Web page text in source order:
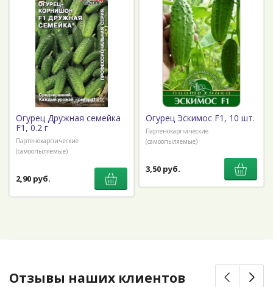
Огурец Дружная семейка
F1, 0.2 г
Партенокарпические
(самоопыляемые)
2,90 руб.
Огурец Эскимос F1, 10 шт.
Партенокарпические
(самоопыляемые)
3,50 руб.
Отзывы наших клиентов